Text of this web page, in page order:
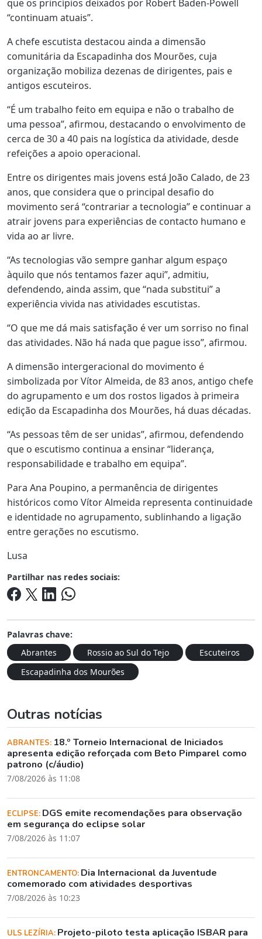
que os princípios deixados por Robert Baden-Powell
“continuam atuais”.
A chefe escutista destacou ainda a dimensão
comunitária da Escapadinha dos Mourões, cuja
organização mobiliza dezenas de dirigentes, pais e
antigos escuteiros.
“É um trabalho feito em equipa e não o trabalho de
uma pessoa”, afirmou, destacando o envolvimento de
cerca de 30 a 40 pais na logística da atividade, desde
refeições a apoio operacional.
Entre os dirigentes mais jovens está João Calado, de 23
anos, que considera que o principal desafio do
movimento será “contrariar a tecnologia” e continuar a
atrair jovens para experiências de contacto humano e
vida ao ar livre.
“As tecnologias vão sempre ganhar algum espaço
àquilo que nós tentamos fazer aqui”, admitiu,
defendendo, ainda assim, que “nada substitui” a
experiência vivida nas atividades escutistas.
“O que me dá mais satisfação é ver um sorriso no final
das atividades. Não há nada que pague isso”, afirmou.
A dimensão intergeracional do movimento é
simbolizada por Vítor Almeida, de 83 anos, antigo chefe
do agrupamento e um dos rostos ligados à primeira
edição da Escapadinha dos Mourões, há duas décadas.
“As pessoas têm de ser unidas”, afirmou, defendendo
que o escutismo continua a ensinar “liderança,
responsabilidade e trabalho em equipa”.
Para Ana Poupino, a permanência de dirigentes
históricos como Vítor Almeida representa continuidade
e identidade no agrupamento, sublinhando a ligação
entre gerações no escutismo.
Lusa
Partilhar nas redes sociais:
Palavras chave:
Abrantes
Rossio ao Sul do Tejo
Escuteiros
Escapadinha dos Mourões
Outras notícias
ABRANTES: 18.º Torneio Internacional de Iniciados
apresenta edição reforçada com Beto Pimparel como
patrono (c/áudio)
7/08/2026 às 11:08
ECLIPSE: DGS emite recomendações para observação
em segurança do eclipse solar
7/08/2026 às 11:07
ENTRONCAMENTO: Dia Internacional da Juventude
comemorado com atividades desportivas
7/08/2026 às 10:23
ULS LEZÍRIA: Projeto-piloto testa aplicação ISBAR para